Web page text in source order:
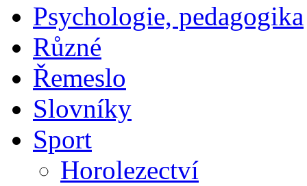
Psychologie, pedagogika
Různé
Řemeslo
Slovníky
Sport
Horolezectví